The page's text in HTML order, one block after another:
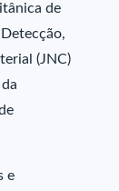
de
(JNC)
e